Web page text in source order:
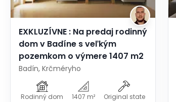
EXKLUZÍVNE : Na predaj rodinný
dom v Badíne s veľkým
pozemkom o výmere 1407 m2
Badín, Krčméryho
Rodinný dom 1407 m² Original state